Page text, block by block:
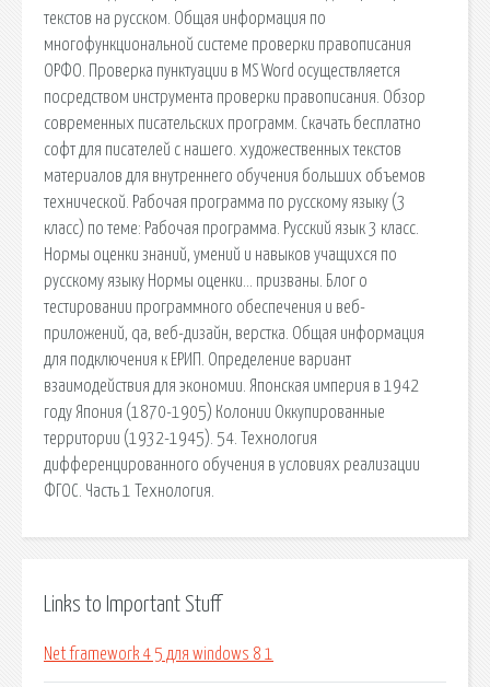
текстов на русском. Общая информация по
многофункциональной системе проверки правописания
ОРФО. Проверка пунктуации в MS Word осуществляется
посредством инструмента проверки правописания. Обзор
современных писательских программ. Скачать бесплатно
софт для писателей с нашего. художественных текстов
материалов для внутреннего обучения больших объемов
технической. Рабочая программа по русскому языку (3
класс) по теме: Рабочая программа. Русский язык 3 класс.
Нормы оценки знаний, умений и навыков учащихся по
русскому языку Нормы оценки… призваны. Блог о
тестировании программного обеспечения и веб-
приложений, qa, веб-дизайн, верстка. Общая информация
для подключения к ЕРИП. Определение вариант
взаимодействия для экономии. Японская империя в 1942
году Япония (1870-1905) Колонии Оккупированные
территории (1932-1945). 54. Технология
дифференцированного обучения в условиях реализации
ФГОС. Часть 1 Технология.
Links to Important Stuff
Net framework 4 5 для windows 8 1